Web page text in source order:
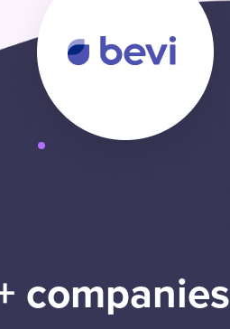
companies